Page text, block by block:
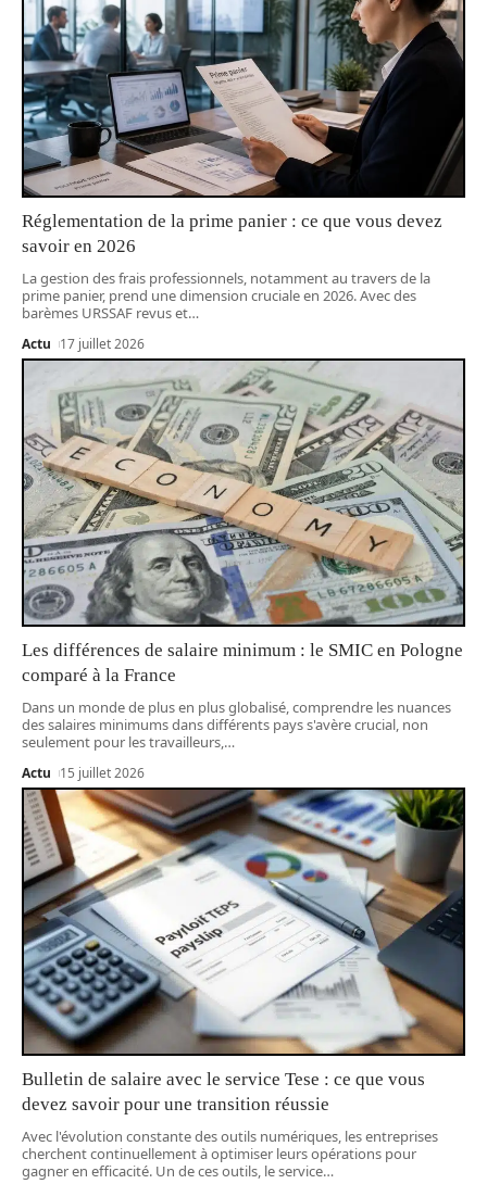
Réglementation de la prime panier : ce que vous devez
savoir en 2026
La gestion des frais professionnels, notamment au travers de la
prime panier, prend une dimension cruciale en 2026. Avec des
barèmes URSSAF revus et…
Actu 17 juillet 2026
Les différences de salaire minimum : le SMIC en Pologne
comparé à la France
Dans un monde de plus en plus globalisé, comprendre les nuances
des salaires minimums dans différents pays s'avère crucial, non
seulement pour les travailleurs,…
Actu 15 juillet 2026
Bulletin de salaire avec le service Tese : ce que vous
devez savoir pour une transition réussie
Avec l'évolution constante des outils numériques, les entreprises
cherchent continuellement à optimiser leurs opérations pour
gagner en efficacité. Un de ces outils, le service…